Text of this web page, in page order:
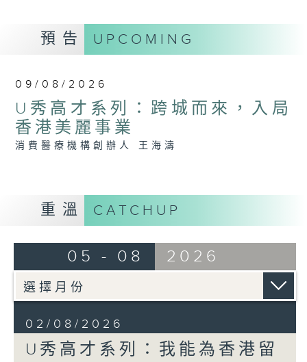
預告 UPCOMING
09/08/2026
U秀高才系列：跨城而來，入局
香港美麗事業
消費醫療機構創辦人 王海濤
重溫 CATCHUP
05 - 08 2026
02/08/2026
U秀高才系列：我能為香港留